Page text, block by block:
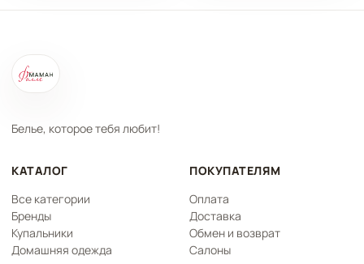
Белье, которое тебя любит!
КАТАЛОГ
Все категории
Бренды
Купальники
Домашняя одежда
ПОКУПАТЕЛЯМ
Оплата
Доставка
Обмен и возврат
Салоны